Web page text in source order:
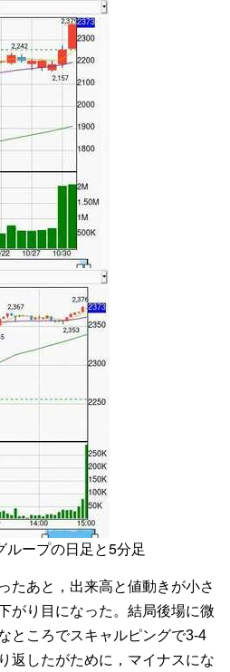
ループの日足と5分足
たあと，出来高と値動きが小さ
がり目になった。結局後場に微
ところでスキャルピングで3-4
返したがために，マイナスにな